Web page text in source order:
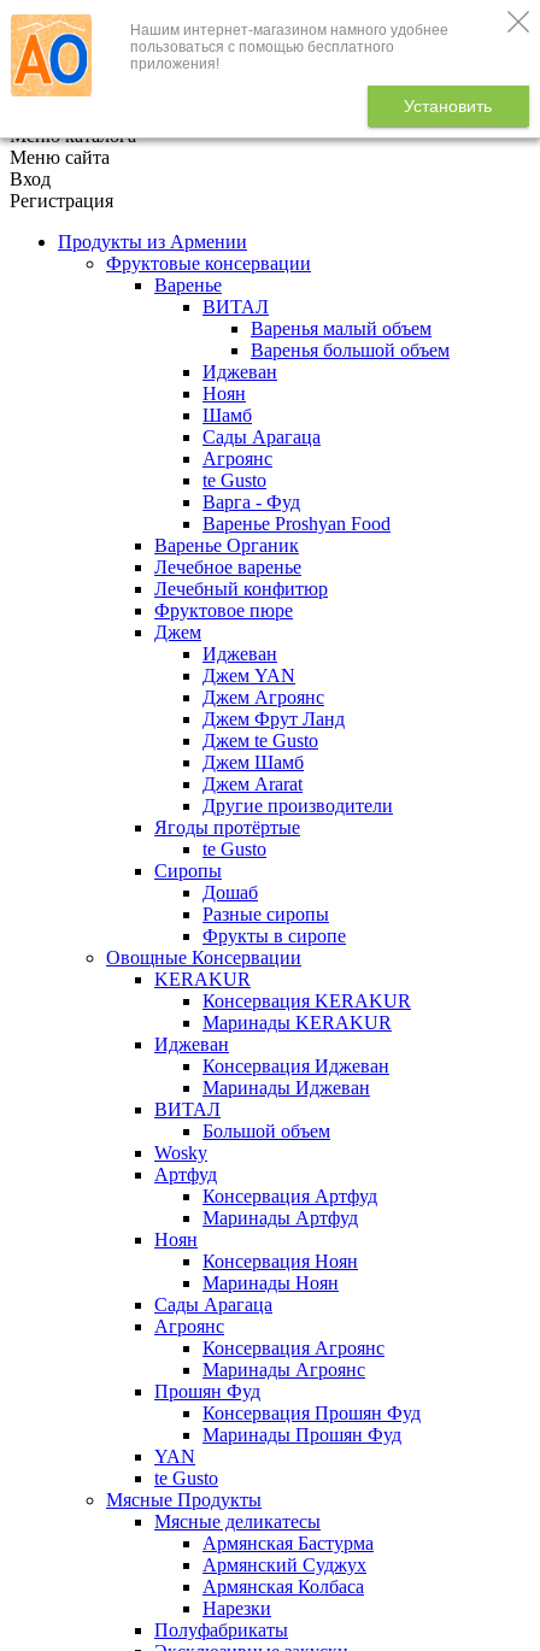
Нашим интернет-магазином намного удобнее
пользоваться с помощью бесплатного
приложения!
Установить
+7 (495) 646-888-1
В корзине
Меню каталога
Меню сайта
Вход
Регистрация
Продукты из Армении
Фруктовые консервации
Варенье
ВИТАЛ
Варенья малый объем
Варенья большой объем
Иджеван
Ноян
Шамб
Сады Арагаца
Агроянс
te Gusto
Варга - Фуд
Варенье Proshyan Food
Варенье Органик
Лечебное варенье
Лечебный конфитюр
Фруктовое пюре
Джем
Иджеван
Джем YAN
Джем Агроянс
Джем Фрут Ланд
Джем te Gusto
Джем Шамб
Джем Ararat
Другие производители
Ягоды протёртые
te Gusto
Сиропы
Дошаб
Разные сиропы
Фрукты в сиропе
Овощные Консервации
KERAKUR
Консервация KERAKUR
Маринады KERAKUR
Иджеван
Консервация Иджеван
Маринады Иджеван
ВИТАЛ
Большой объем
Wosky
Артфуд
Консервация Артфуд
Маринады Артфуд
Ноян
Консервация Ноян
Маринады Ноян
Сады Арагаца
Агроянс
Консервация Агроянс
Маринады Агроянс
Прошян Фуд
Консервация Прошян Фуд
Маринады Прошян Фуд
YAN
te Gusto
Мясные Продукты
Мясные деликатесы
Армянская Бастурма
Армянский Суджух
Армянская Колбаса
Нарезки
Полуфабрикаты